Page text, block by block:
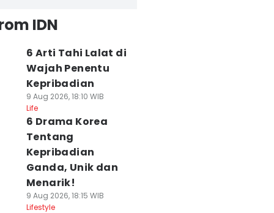
IDN
6 Arti Tahi Lalat di
Wajah Penentu
Kepribadian
9 Aug 2026, 18:10 WIB
Life
6 Drama Korea
Tentang
Kepribadian
Ganda, Unik dan
Menarik!
9 Aug 2026, 18:15 WIB
Lifestyle